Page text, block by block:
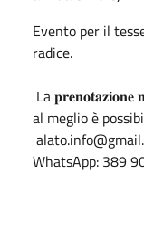
Evento per il
radice.
La 𝐩𝐫𝐞𝐧𝐨𝐭𝐚𝐳𝐢𝐨𝐧𝐞
al meglio è
WhatsApp: 389